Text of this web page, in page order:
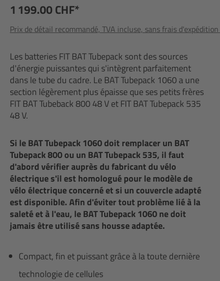
1 199.00 CHF*
Prix de détail recommandé, TVA incluse, sans frais
Les batteries FIT BAT Tubepack sont des sources
d'énergie puissantes qui s'intègrent parfaitement
dans le tube du cadre. Le BAT Tubepack 1060 a une
section légèrement plus épaisse que ses petits frères
FIT BAT Tubeback 800 48 V et FIT BAT Tubepack 535
48 V.
Si le BAT Tubepack 1060 doit remplacer un BAT
Tubepack 800 ou un BAT Tubepack 535, il faut
d'abord vérifier auprès du fabricant du vélo
électrique s'il est homologué pour le modèle de
vélo électrique concerné et si un couvercle adapté
est disponible. Afin d'éviter tout problème lié à la
saleté et à l'eau, le BAT Tubepack 1060 ne doit
jamais être utilisé sans housse adaptée.
Compact, fin et puissant grâce à la toute dernière
technologie de cellules